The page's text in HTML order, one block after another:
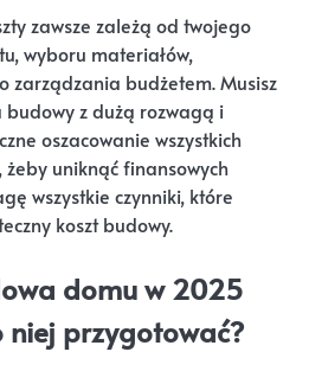
zawsze zależą od twojego
wyboru materiałów,
zarządzania budżetem. Musisz
z dużą rozwagą i
oszacowanie wszystkich
uniknąć finansowych
wszystkie czynniki, które
koszt budowy.
domu w 2025
niej przygotować?